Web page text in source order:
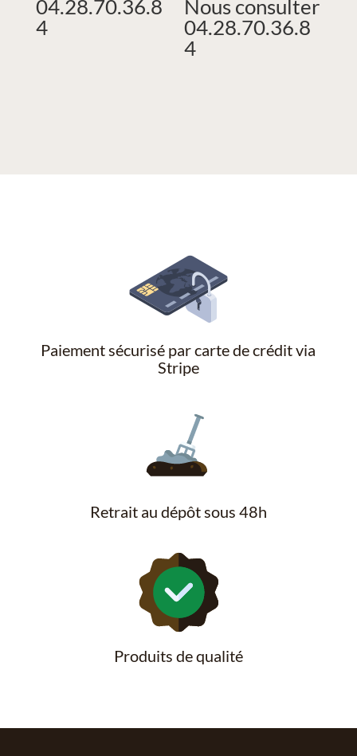
04.28.70.36.8
4
Nous consulter
04.28.70.36.8
4
Paiement sécurisé par carte de crédit via
Stripe
Retrait au dépôt sous 48h
Produits de qualité